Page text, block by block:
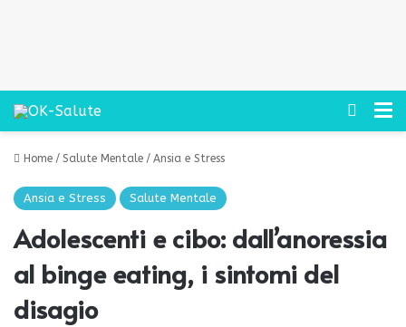
Cerca
Home / Salute Mentale / Ansia e Stress
Ansia e Stress Salute Mentale
Adolescenti e cibo: dall’anoressia
al binge eating, i sintomi del
disagio